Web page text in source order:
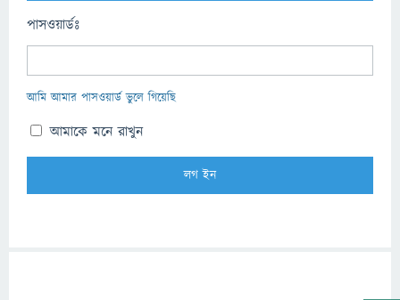
পাসওয়ার্ডঃ
আমি আমার পাসওয়ার্ড ভুলে গিয়েছি
আমাকে মনে রাখুন